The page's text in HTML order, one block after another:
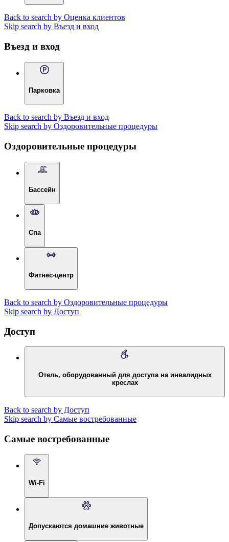
Back to search by Оценка клиентов
Skip search by Въезд и вход
Въезд и вход
Парковка
Back to search by Въезд и вход
Skip search by Оздоровительные процедуры
Оздоровительные процедуры
Бассейн
Спа
Фитнес-центр
Back to search by Оздоровительные процедуры
Skip search by Доступ
Доступ
Отель, оборудованный для доступа на инвалидных
креслах
Back to search by Доступ
Skip search by Самые востребованные
Самые востребованные
Wi-Fi
Допускаются домашние животные